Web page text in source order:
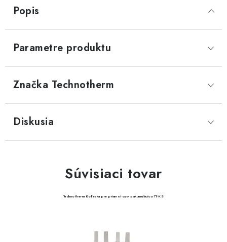
Popis
Parametre produktu
Značka Technotherm
Diskusia
Súvisiaci tovar